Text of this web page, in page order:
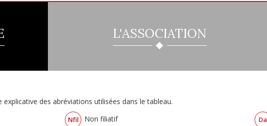
L'ASSOCIATION
des abréviations utilisées dans le tableau.
Nfil Non filiatif Da